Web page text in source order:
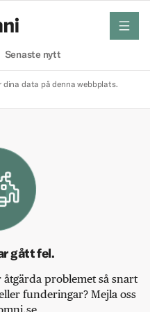
Senaste nytt
meny
dina data på denna webbplats.
gått fel.
problemet så snart
funderingar? Mejla oss